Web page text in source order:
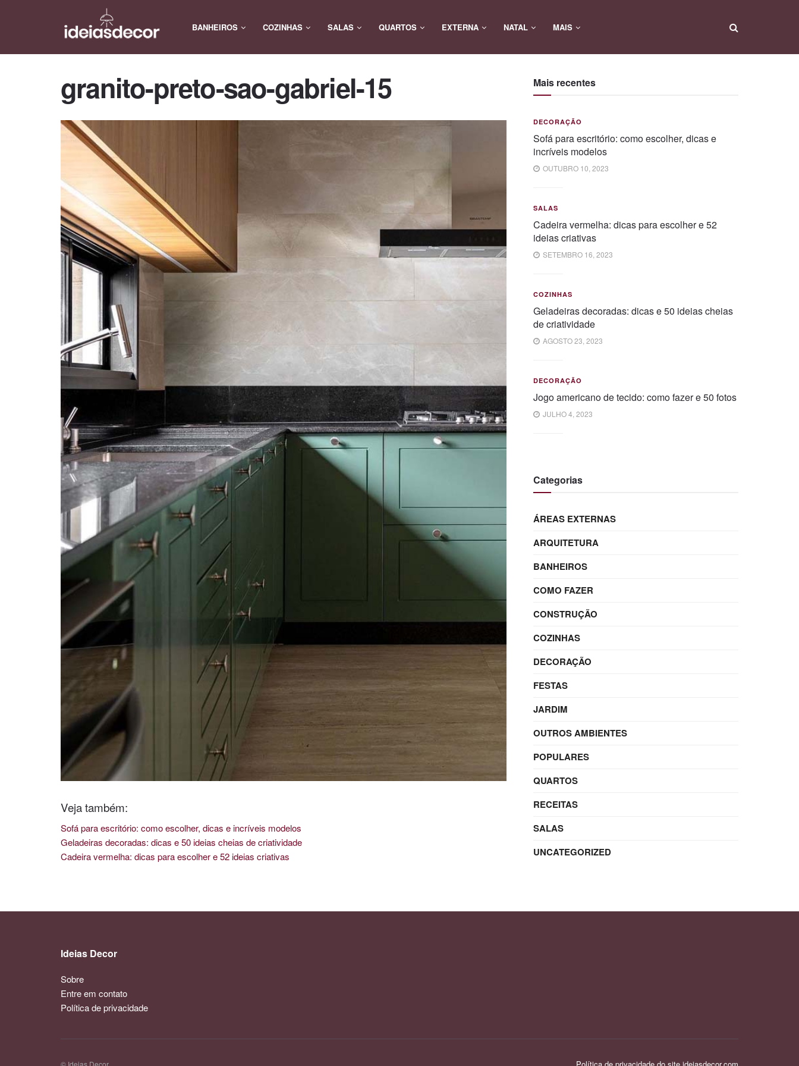
BANHEIROS COZINHAS SALAS QUARTOS EXTERNA NATAL MAIS
granito-preto-sao-gabriel-15
Veja também:
Sofá para escritório: como escolher, dicas e incríveis modelos
Geladeiras decoradas: dicas e 50 ideias cheias de criatividade
Cadeira vermelha: dicas para escolher e 52 ideias criativas
Mais recentes
DECORAÇÃO
Sofá para escritório: como escolher, dicas e
incríveis modelos
OUTUBRO 10, 2023
SALAS
Cadeira vermelha: dicas para escolher e 52
ideias criativas
SETEMBRO 16, 2023
COZINHAS
Geladeiras decoradas: dicas e 50 ideias cheias
de criatividade
AGOSTO 23, 2023
DECORAÇÃO
Jogo americano de tecido: como fazer e 50 fotos
JULHO 4, 2023
Categorias
ÁREAS EXTERNAS
ARQUITETURA
BANHEIROS
COMO FAZER
CONSTRUÇÃO
COZINHAS
DECORAÇÃO
FESTAS
JARDIM
OUTROS AMBIENTES
POPULARES
QUARTOS
RECEITAS
SALAS
UNCATEGORIZED
Ideias Decor
Sobre
Entre em contato
Política de privacidade
© Ideias Decor